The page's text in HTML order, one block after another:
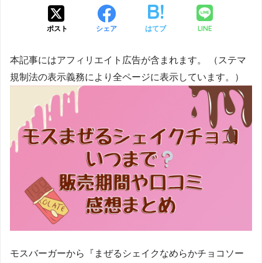
ポスト シェア はてブ LINE
本記事にはアフィリエイト広告が含まれます。 （ステマ
規制法の表示義務により全ページに表示しています。）
モスバーガーから『まぜるシェイクなめらかチョコソー